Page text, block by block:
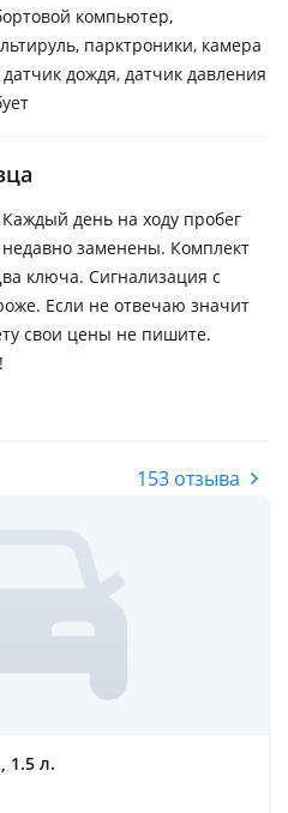
компьютер,
парктроники, камера
дождя, датчик давления
день на ходу пробег
заменены. Комплект
ключа. Сигнализация с
Если не отвечаю значит
свои цены не пишите.
153 отзыва
1.5 л.